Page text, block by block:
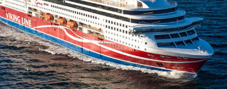
Mat & jordbruk
Skog
Social hållbarhet
252 ARTIKLAR
Landsbygd
939 ARTIKLAR
Livsstil & konsumtion